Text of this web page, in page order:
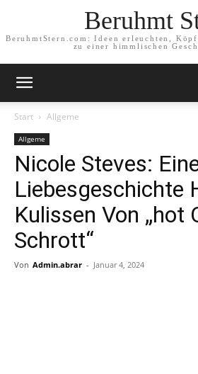
Beruhmt
BeruhmtStern.com: Ideen erleuchten,
zu einer himmlischen
Start Allgeme
Allgeme
Nicole Steves:
Liebesgeschichte
Kulissen Von „hot
Schrott“
Von Admin.abrar - Januar 4, 2024